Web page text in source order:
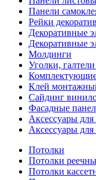
Панели
Рейки
Декоративные
Декоративные
Молдинги
Уголки,
Клей
Сайдинг
Фасадные
Аксессуары для
Аксессуары
Потолки
Потолки
Потолки